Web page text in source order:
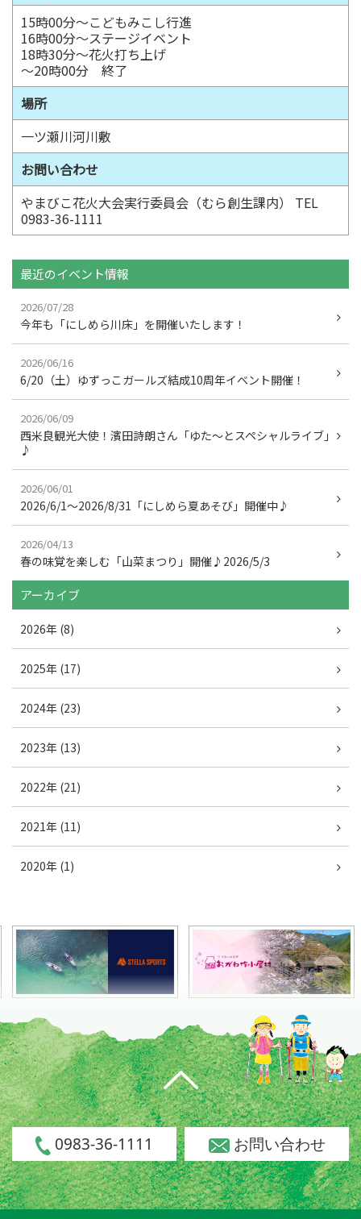
15時00分～こどもみこし行進
16時00分～ステージイベント
18時30分～花火打ち上げ
～20時00分 終了
場所
一ツ瀬川河川敷
お問い合わせ
やまびこ花火大会実行委員会（むら創生課内） TEL
0983-36-1111
最近のイベント情報
2026/07/28
今年も「にしめら川床」を開催いたします！
2026/06/16
6/20（土）ゆずっこガールズ結成10周年イベント開催！
2026/06/09
西米良観光大使！濱田詩朗さん「ゆた～とスペシャルライブ」
♪
2026/06/01
2026/6/1～2026/8/31「にしめら夏あそび」開催中♪
2026/04/13
春の味覚を楽しむ「山菜まつり」開催♪2026/5/3
アーカイブ
2026年 (8)
2025年 (17)
2024年 (23)
2023年 (13)
2022年 (21)
2021年 (11)
2020年 (1)
0983-36-1111 お問い合わせ